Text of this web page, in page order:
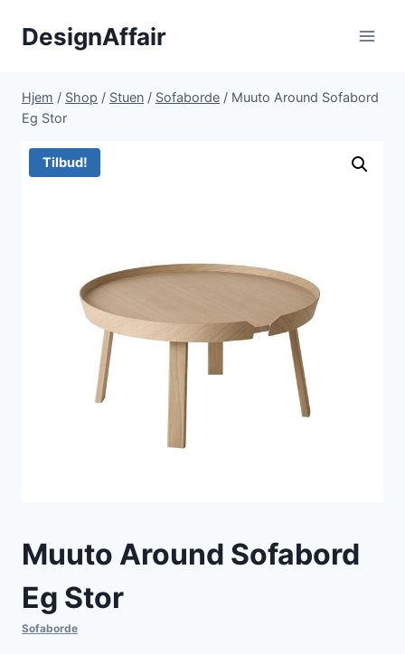
DesignAffair
Hjem / Shop / Stuen / Sofaborde / Muuto Around Sofabord
Eg Stor
Tilbud!
Muuto Around Sofabord
Eg Stor
Sofaborde